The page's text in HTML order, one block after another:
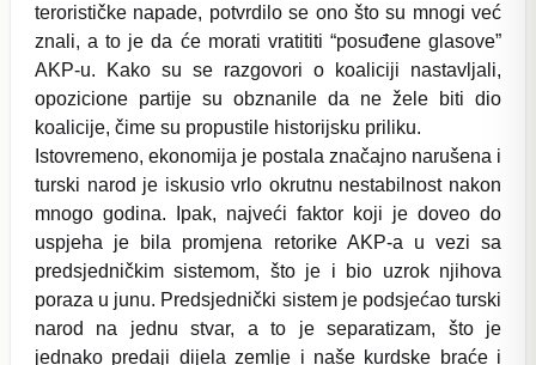
terorističke napade, potvrdilo se ono što su mnogi već
znali, a to je da će morati vratititi “posuđene glasove”
AKP-u. Kako su se razgovori o koaliciji nastavljali,
opozicione partije su obznanile da ne žele biti dio
koalicije, čime su propustile historijsku priliku.
Istovremeno, ekonomija je postala značajno narušena i
turski narod je iskusio vrlo okrutnu nestabilnost nakon
mnogo godina. Ipak, najveći faktor koji je doveo do
uspjeha je bila promjena retorike AKP-a u vezi sa
predsjedničkim sistemom, što je i bio uzrok njihova
poraza u junu. Predsjednički sistem je podsjećao turski
narod na jednu stvar, a to je separatizam, što je
jednako predaji dijela zemlje i naše kurdske braće i